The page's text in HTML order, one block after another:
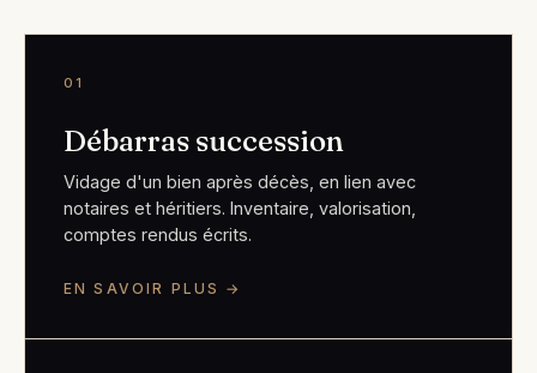
01
Débarras succession
Vidage d'un bien après décès, en lien avec
notaires et héritiers. Inventaire, valorisation,
comptes rendus écrits.
EN SAVOIR PLUS →